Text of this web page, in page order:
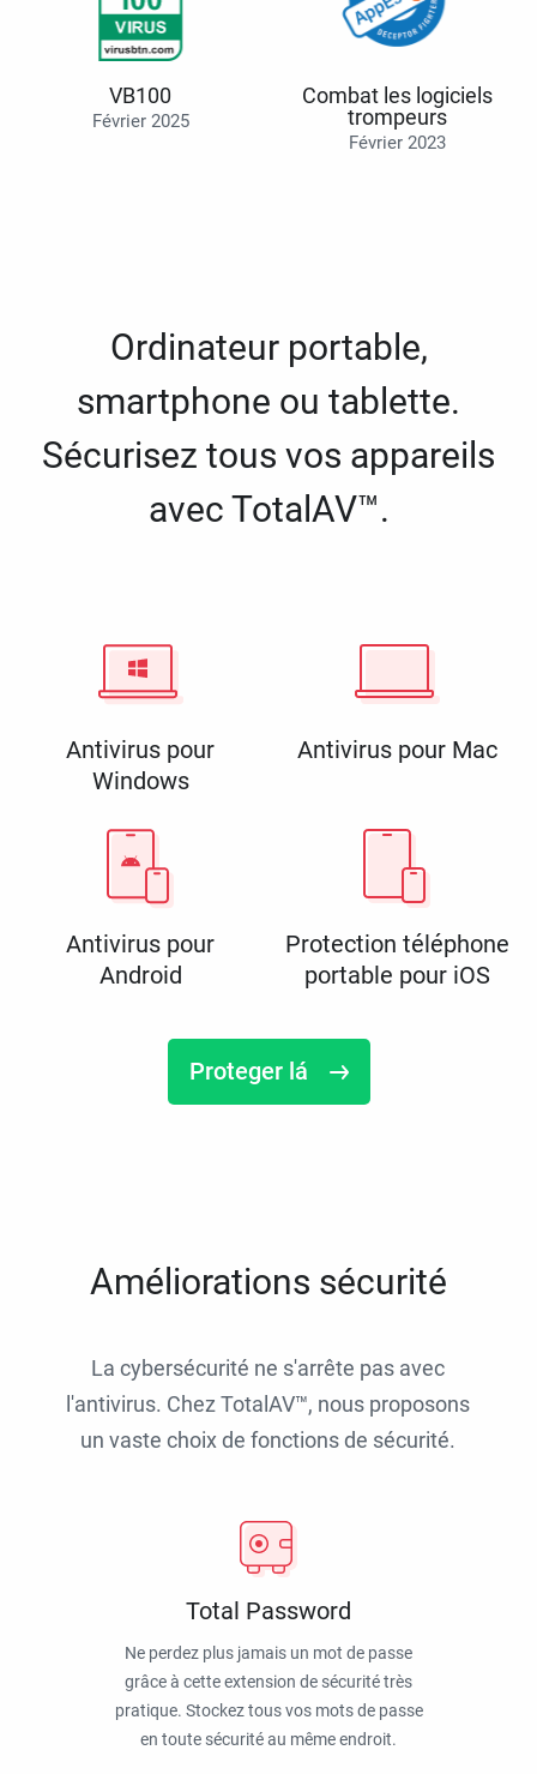
VB100
Février 2025
Combat les logiciels
trompeurs
Février 2023
Ordinateur portable,
smartphone ou tablette.
Sécurisez tous vos appareils
avec TotalAV™.
Antivirus pour
Windows
Antivirus pour Mac
Antivirus pour
Android
Protection téléphone
portable pour iOS
Proteger lá
Améliorations sécurité
La cybersécurité ne s'arrête pas avec
l'antivirus. Chez TotalAV™, nous proposons
un vaste choix de fonctions de sécurité.
Total Password
Ne perdez plus jamais un mot de passe
grâce à cette extension de sécurité très
pratique. Stockez tous vos mots de passe
en toute sécurité au même endroit.